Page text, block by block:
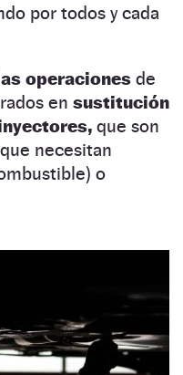
por todos y cada
operaciones de
en sustitución
que son
necesitan
o